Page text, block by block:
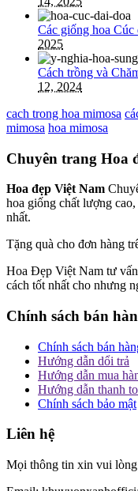
Các giống hoa
2025
Cách trồng và
12, 2024
cach trong hoa mimosa
mimosa hoa mimosa
Chuyên trang Hoa
Hoa đẹp Việt Nam
hoa giống chất lượng
nhất.
Tặng quà cho đơn hàng
Hoa Đẹp Việt Nam tư
cách tốt nhất cho nhưng
Chính sách bán
Chính sách bán
Hướng dẫn dổi trả
Hướng dẫn mua
Hướng dẫn thanh
Chính sách bảo mật
Liên hệ
Mọi thông tin xin vui